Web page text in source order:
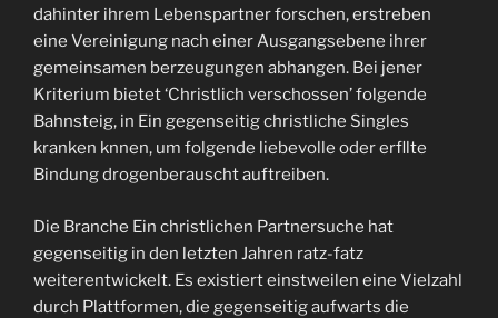
dahinter ihrem Lebenspartner forschen, erstreben
eine Vereinigung nach einer Ausgangsebene ihrer
gemeinsamen berzeugungen abhangen. Bei jener
Kriterium bietet ‘Christlich verschossen’ folgende
Bahnsteig, in Ein gegenseitig christliche Singles
kranken knnen, um folgende liebevolle oder erfllte
Bindung drogenberauscht auftreiben.
Die Branche Ein christlichen Partnersuche hat
gegenseitig in den letzten Jahren ratz-fatz
weiterentwickelt. Es existiert einstweilen eine Vielzahl
durch Plattformen, die gegenseitig aufwarts die